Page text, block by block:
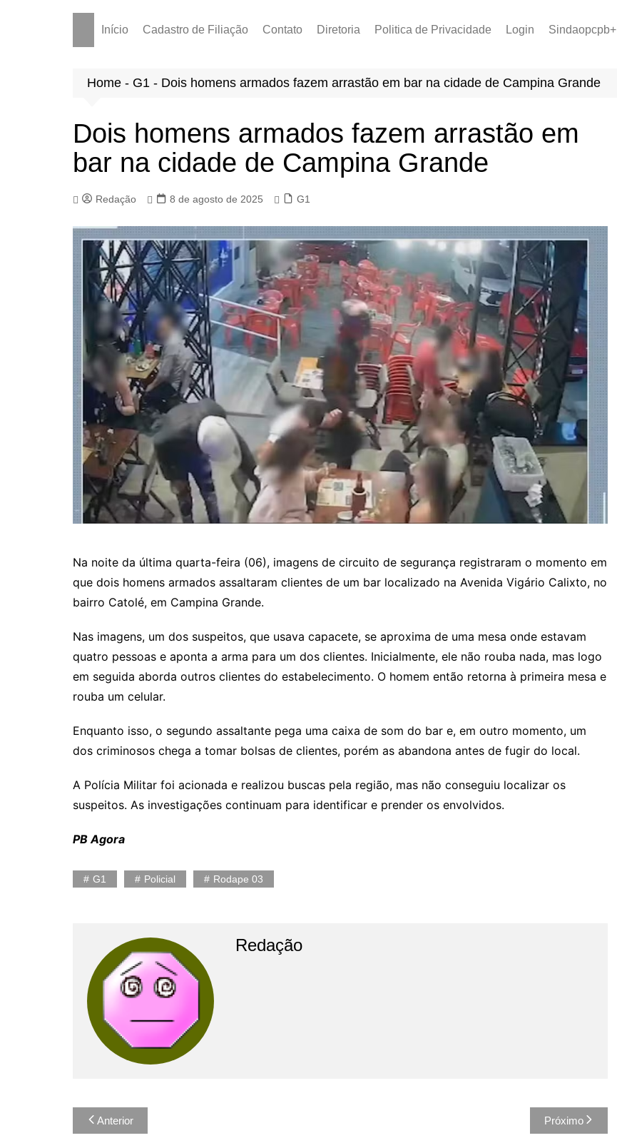
Início Cadastro de Filiação Contato Diretoria
PCCR 2022
Tabela de Venc. 2025
Politica de Privacidade Login Sindaopcpb+
Home - G1 - Dois homens armados fazem arrastão em bar na cidade de Campina Grande
Dois homens armados fazem arrastão em
bar na cidade de Campina Grande
Redação 8 de agosto de 2025 G1
Na noite da última quarta-feira (06), imagens de circuito de segurança registraram o momento em
que dois homens armados assaltaram clientes de um bar localizado na Avenida Vigário Calixto, no
bairro Catolé, em Campina Grande.
Nas imagens, um dos suspeitos, que usava capacete, se aproxima de uma mesa onde estavam
quatro pessoas e aponta a arma para um dos clientes. Inicialmente, ele não rouba nada, mas logo
em seguida aborda outros clientes do estabelecimento. O homem então retorna à primeira mesa e
rouba um celular.
Enquanto isso, o segundo assaltante pega uma caixa de som do bar e, em outro momento, um
dos criminosos chega a tomar bolsas de clientes, porém as abandona antes de fugir do local.
A Polícia Militar foi acionada e realizou buscas pela região, mas não conseguiu localizar os
suspeitos. As investigações continuam para identificar e prender os envolvidos.
PB Agora
G1 Policial Rodape 03
Redação
Navegação
de
Anterior Próximo